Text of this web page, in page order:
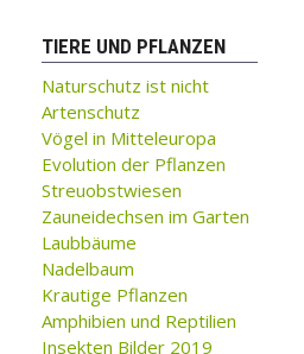
TIERE UND PFLANZEN
Naturschutz ist nicht
Artenschutz
Vögel in Mitteleuropa
Evolution der Pflanzen
Streuobstwiesen
Zauneidechsen im Garten
Laubbäume
Nadelbaum
Krautige Pflanzen
Amphibien und Reptilien
Insekten Bilder 2019